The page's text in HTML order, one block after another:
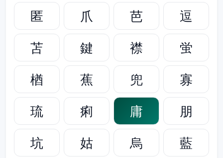
匿 爪 芭
逗
苫
鍵 襟
蛍
楢
蕉 兜
寡
琉
痢 庸
朋
坑
姑 烏
藍